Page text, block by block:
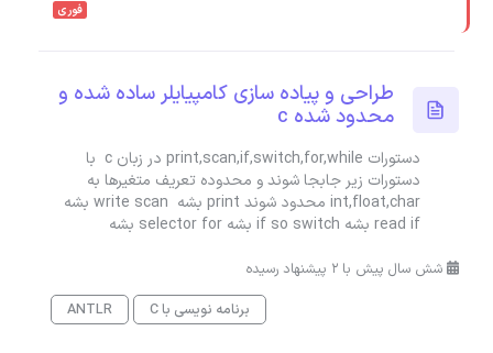
فوری
طراحی و پیاده سازی کامپیایلر ساده شده و
محدود شده c
دستورات print,scan,if,switch,for,while در زبان c با
دستورات زیر جابجا شوند و محدوده تعریف متغیرها به
int,float,char محدود شوند print بشه write scan بشه
read if بشه if so switch بشه selector for بشه
شش سال پیش با 2 پیشنهاد رسیده
برنامه نویسی با C
ANTLR